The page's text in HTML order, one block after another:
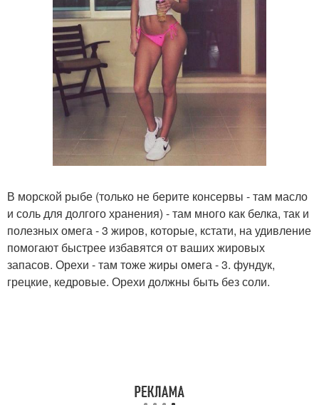
В морской рыбе (только не берите консервы - там масло
и соль для долгого хранения) - там много как белка, так и
полезных омега - 3 жиров, которые, кстати, на удивление
помогают быстрее избавятся от ваших жировых
запасов. Орехи - там тоже жиры омега - 3. фундук,
грецкие, кедровые. Орехи должны быть без соли.